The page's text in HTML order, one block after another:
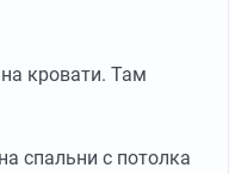
кровати. Там
спальни с потолка